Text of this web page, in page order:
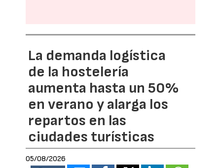
La demanda logística
de la hostelería
aumenta hasta un 50%
en verano y alarga los
repartos en las
ciudades turísticas
05/08/2026